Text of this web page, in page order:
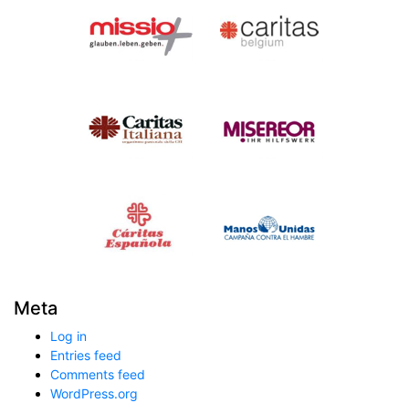
Meta
Log in
Entries feed
Comments feed
WordPress.org